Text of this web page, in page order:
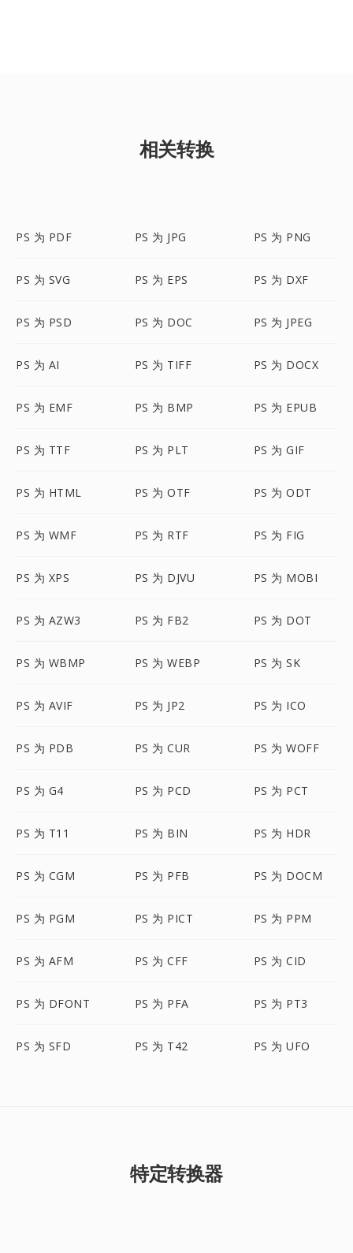
相关转换
PS 为 PDF PS 为 JPG PS 为 PNG
PS 为 SVG PS 为 EPS PS 为 DXF
PS 为 PSD PS 为 DOC PS 为 JPEG
PS 为 AI PS 为 TIFF PS 为 DOCX
PS 为 EMF PS 为 BMP PS 为 EPUB
PS 为 TTF PS 为 PLT PS 为 GIF
PS 为 HTML PS 为 OTF PS 为 ODT
PS 为 WMF PS 为 RTF PS 为 FIG
PS 为 XPS PS 为 DJVU PS 为 MOBI
PS 为 AZW3 PS 为 FB2 PS 为 DOT
PS 为 WBMP PS 为 WEBP PS 为 SK
PS 为 AVIF PS 为 JP2 PS 为 ICO
PS 为 PDB PS 为 CUR PS 为 WOFF
PS 为 G4 PS 为 PCD PS 为 PCT
PS 为 T11 PS 为 BIN PS 为 HDR
PS 为 CGM PS 为 PFB PS 为 DOCM
PS 为 PGM PS 为 PICT PS 为 PPM
PS 为 AFM PS 为 CFF PS 为 CID
PS 为 DFONT PS 为 PFA PS 为 PT3
PS 为 SFD PS 为 T42 PS 为 UFO
特定转换器